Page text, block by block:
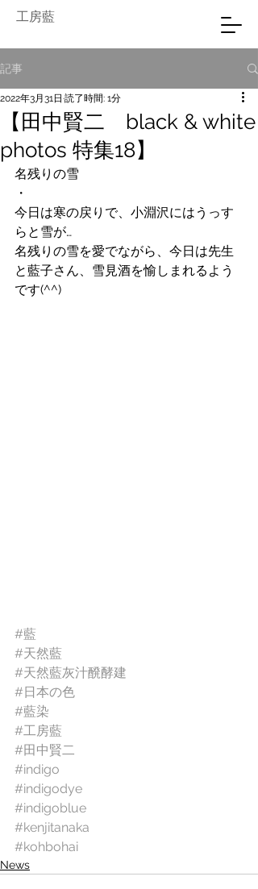
工房藍
記事
【田中賢二 black & white
photos 特集18】
2022年3月31日 読了時間: 1分
名残りの雪
・
今日は寒の戻りで、小淵沢にはうっす
らと雪が…
名残りの雪を愛でながら、今日は先生
と藍子さん、雪見酒を愉しまれるよう
です(^^)
#藍
#天然藍
#天然藍灰汁醗酵建
#日本の色
#藍染
#工房藍
#田中賢二
#indigo
#indigodye
#indigoblue
#kenjitanaka
#kohbohai
News